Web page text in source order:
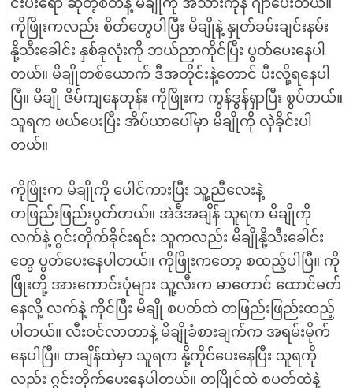
င်းပီးရော ဆိုတဲ့စိတ်နဲ့ မိချိုကို အသားကုန် ဂျာပေးတယ်။
ကိုဖြိုးကလည်း စိတ်တွေပါပြီး မိချိုနဲ့ နှုတ်ခမ်းချင်းနမ်း
နို့သီးခေါင်း နှစ်ခုလုံးကို ဘယ်ညာကိုင်ပြီး ပွတ်ပေးနေပါ
တယ်။ မိချိုတစ်ယောက် ဒီအတိုင်းနဲ့တောင် ပီးလို့ရနေပါ
ပြီ။ မိချို ဇိမ်ကျနေတုန်း ကိုဖြိုးက ကွန်ဒွန်ရှာပြီး စွပ်တယ်။
သူရက ဖယ်ပေးပြီး အိပ်ယာပေါ်မှာ မိချိုကို လှဲခိုင်းပါ
တယ်။
ကိုဖြိုးက မိချိုကို ပေါင်ကားပြီး သူ့ညီလေးနဲ့
တဖြည်းဖြည်းပွတ်တယ်။ အဲဒီအချိန် သူရက မိချိုကို
လက်နဲ့ ဂွင်းတိုက်ခိုင်းရင်း သူကလည်း မိချိုနို့သီးခေါင်း
တွေ ပွတ်ပေးနေပါတယ်။ ကိုဖြိုးကတော့ စထည့်ပါပြီ။ ကို
ဖြိုးတို့ အားကောင်းပုံများ သူ့လီးက မာတောင် ထောင်မတ်
နေလို့ လက်နဲ့ ကိုင်ပြီး မိချို စပတ်ထဲ တဖြည်းဖြည်းထည့်
ပါတယ်။ လီးဝင်လာတာနဲ့ မိချိုခံစားချက်က အရမ်းမိုက်
နေပါပြီ။ တချိန်ထဲမှာ သူရက နို့ကိုင်ပေးနေပြီး သူရကို
လည်း ဂွင်းတိုက်ပေးနေပါတယ်။ တပြိုင်ထဲ စပတ်ထဲနဲ့